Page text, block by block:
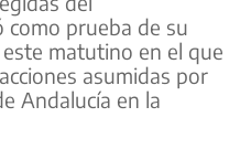
prueba de su
matutino en el que
asumidas por
Andalucía en la